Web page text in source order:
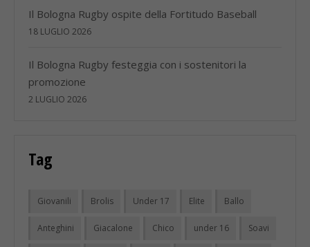
Il Bologna Rugby ospite della Fortitudo Baseball
18 LUGLIO 2026
Il Bologna Rugby festeggia con i sostenitori la
promozione
2 LUGLIO 2026
Tag
Giovanili Brolis Under 17 Elite Ballo
Anteghini Giacalone Chico under 16 Soavi